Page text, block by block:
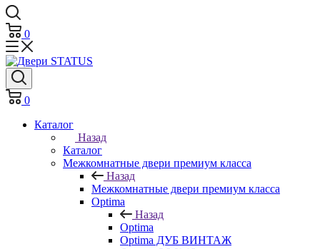
0
0
Каталог
Назад
Каталог
Межкомнатные двери премиум класса
Назад
Межкомнатные двери премиум класса
Optima
Назад
Optima
Optima ДУБ ВИНТАЖ